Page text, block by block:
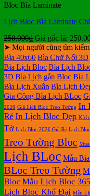
Bloc Bìa Laminate
Lịch Bloc Bìa Laminate
250.000₫ Giá gốc là:
➤ Mọi người cũng tìm kiếm
Bìa 40x60 Bìa Chữ Nổi 3D
Bìa Lịch Bloc Bìa Lịch
3D Bìa Lịch gắn Bloc Bìa
Bìa Lịch Xuân Bìa Lịch
Gia Công Bìa Lịch BLoc
2026 Giá Lịch Bloc Treo Tường In
Rẻ In Lịch Bloc Đẹp Kích
Tờ Lịch Bloc 2026 Giá Rẻ Lịch
Treo Tường Bloc
Lịch BLoc Mẫu
BLoc Treo Tường
Bloc Mẫu Lịch Bloc
Lịch Bloc Khổ Đại Mẫu